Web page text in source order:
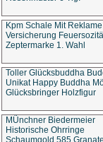
Kpm Schale Mit Reklame
Versicherung
Zeptermarke 1. Wahl
Toller Glücksbuddha
Unikat Happy Buddha
Glücksbringer Holzfigur
MÜnchner Biedermeier
Historische Ohrringe
Schaumgold 585